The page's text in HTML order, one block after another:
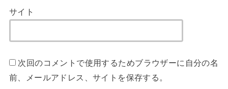
サイト
次回のコメントで使用するためブラウザーに自分の名
前、メールアドレス、サイトを保存する。